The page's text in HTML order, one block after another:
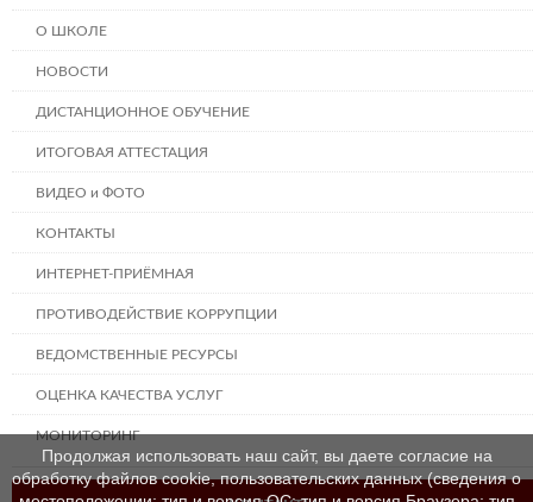
О ШКОЛЕ
НОВОСТИ
ДИСТАНЦИОННОЕ ОБУЧЕНИЕ
ИТОГОВАЯ АТТЕСТАЦИЯ
ВИДЕО и ФОТО
КОНТАКТЫ
ИНТЕРНЕТ-ПРИЁМНАЯ
ПРОТИВОДЕЙСТВИЕ КОРРУПЦИИ
ВЕДОМСТВЕННЫЕ РЕСУРСЫ
ОЦЕНКА КАЧЕСТВА УСЛУГ
МОНИТОРИНГ
Продолжая использовать наш сайт, вы даете согласие на
обработку файлов cookie, пользовательских данных (сведения о